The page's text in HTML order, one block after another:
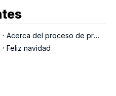
Acerca del proceso de producción LOCOSC para básculas, células de carga e indicadores
Feliz navidad